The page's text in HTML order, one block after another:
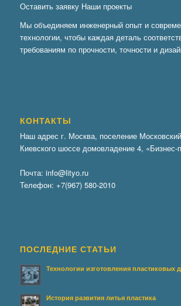
Оставить заявку Наши проекты
Мы объединяем инженерный опыт и
технологии, чтобы каждая деталь
требованиям по прочности, точности и
КОНТАКТЫ
Наш адрес г. Москва, поселение
Киевского шоссе домовладение 4, «Бизнес-
Почта: info@lityo.ru
Телефон: +7(967) 580-2010
ПОСЛЕДНИЕ СТАТЬИ
Технологии изготовления пластиковых
История развития литья пластика